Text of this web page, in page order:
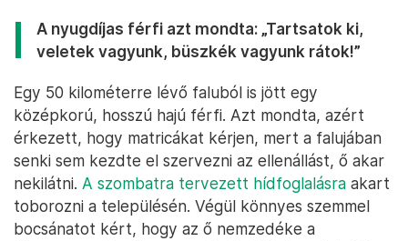
A nyugdíjas férfi azt mondta: „Tartsatok ki,
veletek vagyunk, büszkék vagyunk rátok!”
Egy 50 kilométerre lévő faluból is jött egy
középkorú, hosszú hajú férfi. Azt mondta, azért
érkezett, hogy matricákat kérjen, mert a falujában
senki sem kezdte el szervezni az ellenállást, ő akar
nekilátni. A szombatra tervezett hídfoglalásra akart
toborozni a településén. Végül könnyes szemmel
bocsánatot kért, hogy az ő nemzedéke a